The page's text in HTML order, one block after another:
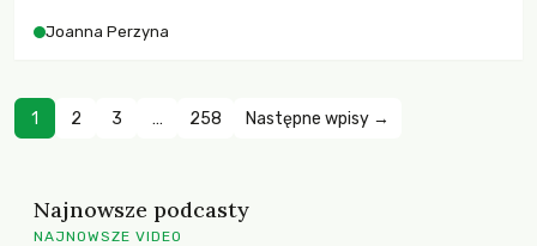
zachodzących zmian klimatycznych. Wymagać to będzie
Joanna Perzyna
1 2 3 … 258 Następne wpisy →
Najnowsze podcasty
NAJNOWSZE VIDEO